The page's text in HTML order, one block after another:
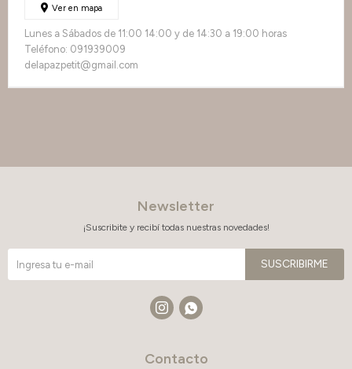
Ver en mapa
Lunes a Sábados de 11:00 14:00 y de 14:30 a 19:00 horas
Teléfono: 091939009
delapazpetit@gmail.com
Contacto
Newsletter
¡Suscribite y recibí todas nuestras novedades!
SUSCRIBIRME
 